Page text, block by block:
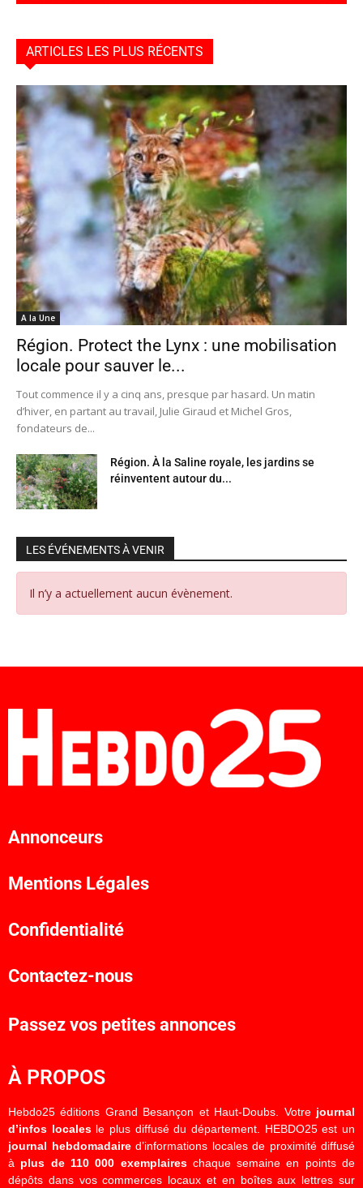
ARTICLES LES PLUS RÉCENTS
A la Une
Région. Protect the Lynx : une mobilisation
locale pour sauver le...
Tout commence il y a cinq ans, presque par hasard. Un matin
d’hiver, en partant au travail, Julie Giraud et Michel Gros,
fondateurs de...
Région. À la Saline royale, les jardins se
réinventent autour du...
LES ÉVÉNEMENTS À VENIR
Il n’y a actuellement aucun évènement.
Annonceurs
Mentions Légales
Confidentialité
Contactez-nous
Passez vos petites annonces
À PROPOS
Hebdo25 éditions Grand Besançon et Haut-Doubs. Votre journal
d’infos localesle plus diffusé du département. HEBDO25 est un
journal hebdomadaired’informations locales de proximité diffusé
à plus de 110 000 exemplaireschaque semaine en points de
dépôts dans vos commerces locaux et en boîtes aux lettres sur